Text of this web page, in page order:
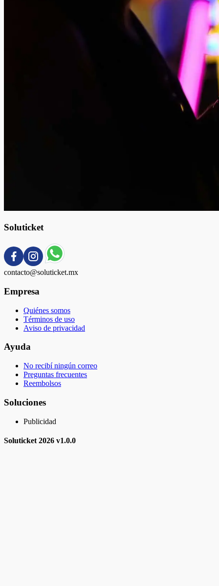
Soluticket
contacto@soluticket.mx
Empresa
Quiénes somos
Términos de uso
Aviso de privacidad
Ayuda
No recibí ningún correo
Preguntas frecuentes
Reembolsos
Soluciones
Publicidad
Soluticket 2026 v1.0.0